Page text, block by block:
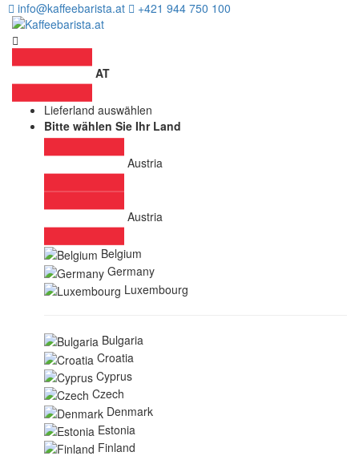
info@kaffeebarista.at +421 944 750 100
AT
Lieferland auswählen
Bitte wählen Sie Ihr Land
Austria
Austria
Belgium
Germany
Luxembourg
Bulgaria
Croatia
Cyprus
Czech
Denmark
Estonia
Finland